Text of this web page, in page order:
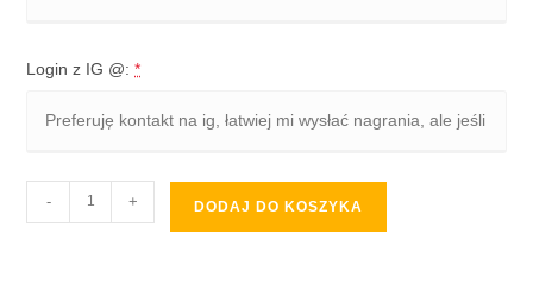
Login z IG @:*
- + DODAJ DO KOSZYKA